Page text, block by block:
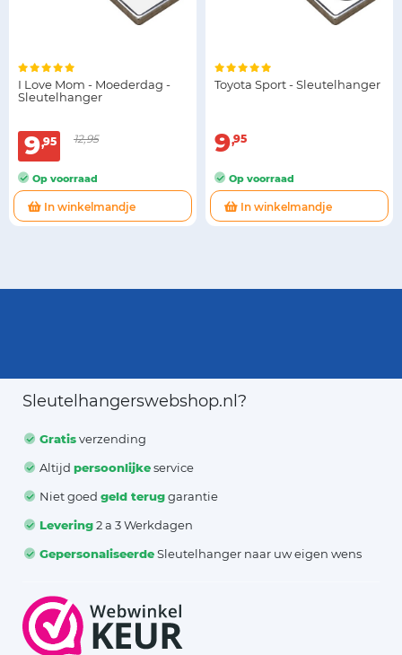
I Love Mom - Moederdag -
Sleutelhanger
9 95 12,95
Op voorraad
In winkelmandje
Toyota Sport - Sleutelhanger
9 95
Op voorraad
In winkelmandje
Sleutelhangerswebshop.nl?
Gratisverzending
Altijdpersoonlijkeservice
Niet goedgeld teruggarantie
Levering2 a 3 Werkdagen
GepersonaliseerdeSleutelhanger naar uw eigen wens